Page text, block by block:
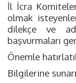
İl İcra
olmak
dilekçe ve
başvurmaları
Önemle
Bilgilerine